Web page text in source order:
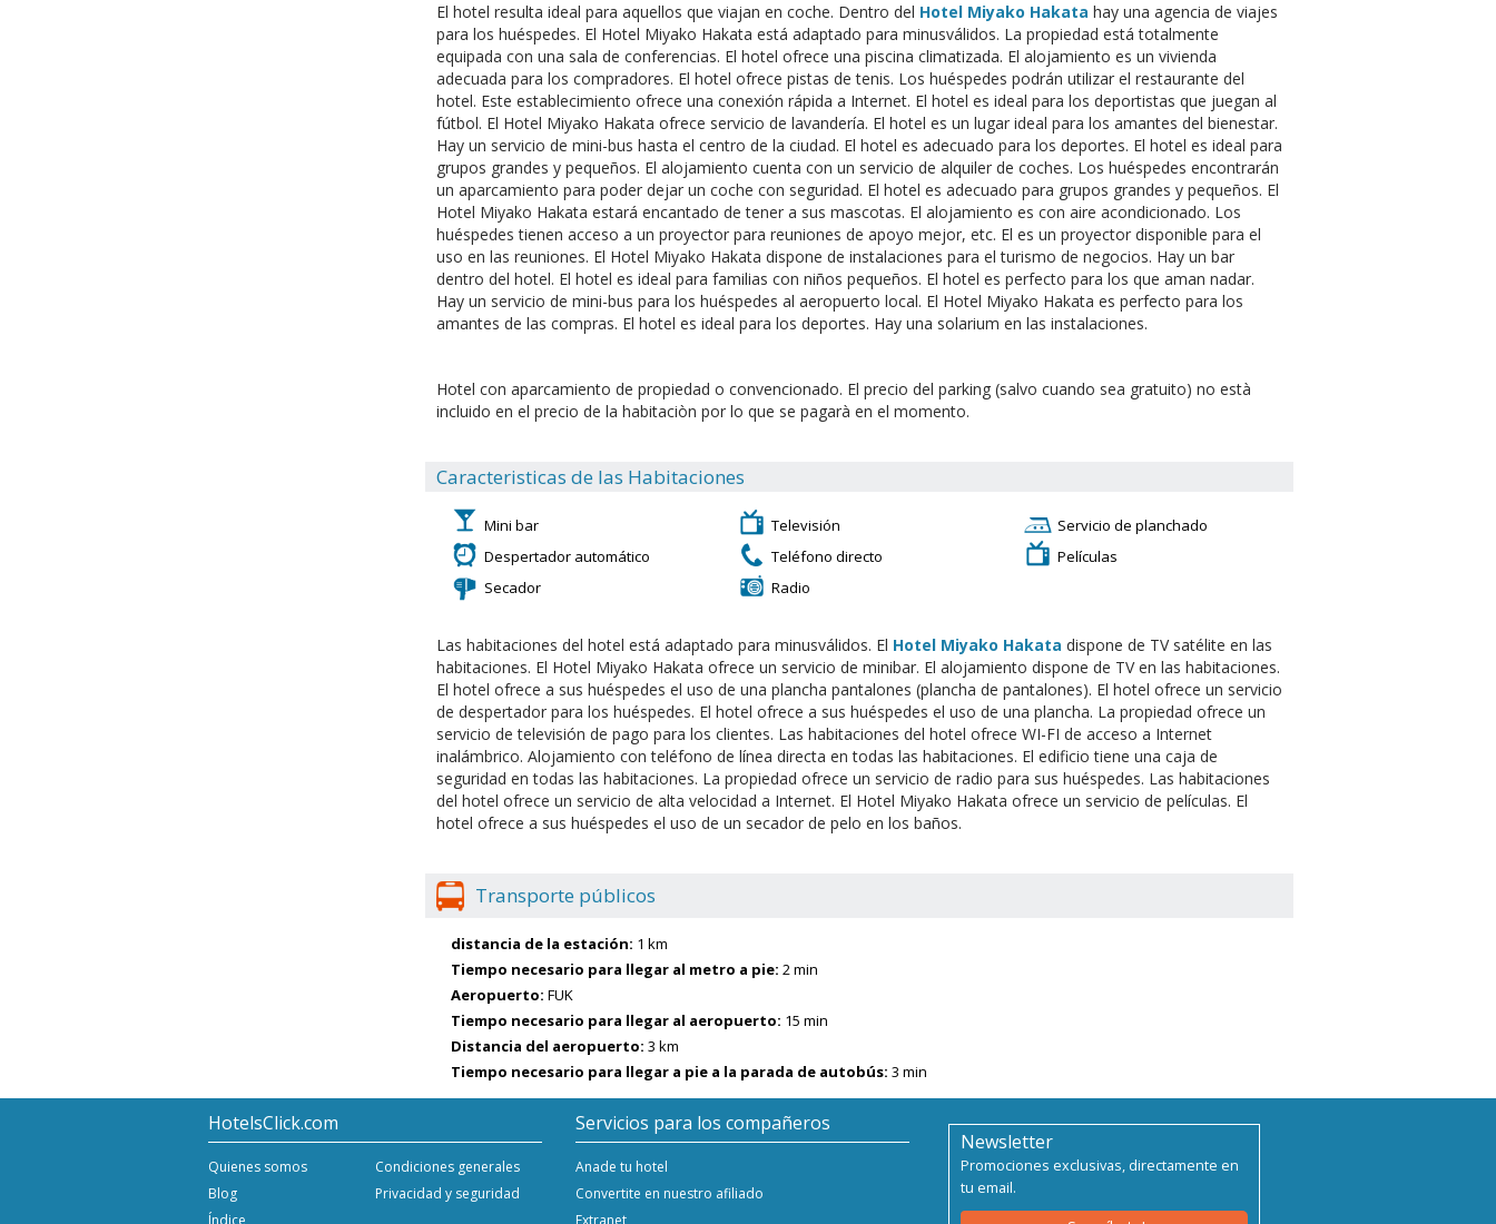
El hotel resulta ideal para aquellos que viajan en coche. Dentro del Hotel Miyako Hakata hay una agencia de viajes
para los huéspedes. El Hotel Miyako Hakata está adaptado para minusválidos. La propiedad está totalmente
equipada con una sala de conferencias. El hotel ofrece una piscina climatizada. El alojamiento es un vivienda
adecuada para los compradores. El hotel ofrece pistas de tenis. Los huéspedes podrán utilizar el restaurante del
hotel. Este establecimiento ofrece una conexión rápida a Internet. El hotel es ideal para los deportistas que juegan al
fútbol. El Hotel Miyako Hakata ofrece servicio de lavandería. El hotel es un lugar ideal para los amantes del bienestar.
Hay un servicio de mini-bus hasta el centro de la ciudad. El hotel es adecuado para los deportes. El hotel es ideal para
grupos grandes y pequeños. El alojamiento cuenta con un servicio de alquiler de coches. Los huéspedes encontrarán
un aparcamiento para poder dejar un coche con seguridad. El hotel es adecuado para grupos grandes y pequeños. El
Hotel Miyako Hakata estará encantado de tener a sus mascotas. El alojamiento es con aire acondicionado. Los
huéspedes tienen acceso a un proyector para reuniones de apoyo mejor, etc. El es un proyector disponible para el
uso en las reuniones. El Hotel Miyako Hakata dispone de instalaciones para el turismo de negocios. Hay un bar
dentro del hotel. El hotel es ideal para familias con niños pequeños. El hotel es perfecto para los que aman nadar.
Hay un servicio de mini-bus para los huéspedes al aeropuerto local. El Hotel Miyako Hakata es perfecto para los
amantes de las compras. El hotel es ideal para los deportes. Hay una solarium en las instalaciones.
Hotel con aparcamiento de propiedad o convencionado. El precio del parking (salvo cuando sea gratuito) no està
incluido en el precio de la habitaciòn por lo que se pagarà en el momento.
Caracteristicas de las Habitaciones
Mini bar Televisión
Servicio de planchado
Despertador automático
Teléfono directo
Películas
Secador
Radio
Las habitaciones del hotel está adaptado para minusválidos. El Hotel Miyako Hakata dispone de TV satélite en las
habitaciones. El Hotel Miyako Hakata ofrece un servicio de minibar. El alojamiento dispone de TV en las habitaciones.
El hotel ofrece a sus huéspedes el uso de una plancha pantalones (plancha de pantalones). El hotel ofrece un servicio
de despertador para los huéspedes. El hotel ofrece a sus huéspedes el uso de una plancha. La propiedad ofrece un
servicio de televisión de pago para los clientes. Las habitaciones del hotel ofrece WI-FI de acceso a Internet
inalámbrico. Alojamiento con teléfono de línea directa en todas las habitaciones. El edificio tiene una caja de
seguridad en todas las habitaciones. La propiedad ofrece un servicio de radio para sus huéspedes. Las habitaciones
del hotel ofrece un servicio de alta velocidad a Internet. El Hotel Miyako Hakata ofrece un servicio de películas. El
hotel ofrece a sus huéspedes el uso de un secador de pelo en los baños.
Transporte públicos
distancia de la estación: 1 km
Tiempo necesario para llegar al metro a pie: 2 min
Aeropuerto: FUK
Tiempo necesario para llegar al aeropuerto: 15 min
Distancia del aeropuerto: 3 km
Tiempo necesario para llegar a pie a la parada de autobús: 3 min
HotelsClick.com
Quienes somos
Condiciones generales
Blog
Privacidad y seguridad
Servicios para los compañeros
Anade tu hotel
Convertite en nuestro afiliado
Newsletter
Promociones exclusivas, directamente en
tu email.